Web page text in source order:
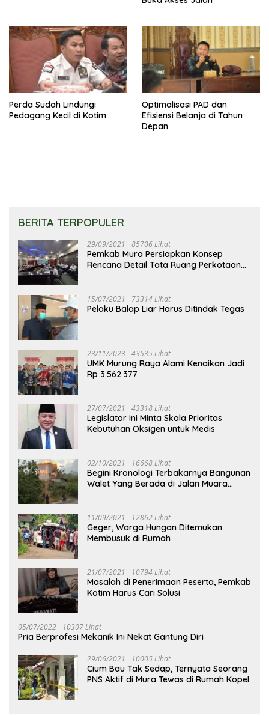
Perda Sudah Lindungi
Pedagang Kecil di Kotim
Optimalisasi PAD dan
Efisiensi Belanja di Tahun
Depan
BERITA TERPOPULER
29/09/2021 85706 Lihat
Pemkab Mura Persiapkan Konsep
Rencana Detail Tata Ruang Perkotaan
15/07/2021 73314 Lihat
Pelaku Balap Liar Harus Ditindak Tegas
23/11/2023 43535 Lihat
UMK Murung Raya Alami Kenaikan Jadi
Rp 3.562.377
27/07/2021 43318 Lihat
Legislator Ini Minta Skala Prioritas
Kebutuhan Oksigen untuk Medis
02/10/2021 16668 Lihat
Begini Kronologi Terbakarnya Bangunan
Walet Yang Berada di Jalan Muara
11/09/2021 12862 Lihat
Geger, Warga Hungan Ditemukan
Membusuk di Rumah
21/07/2021 10794 Lihat
Masalah di Penerimaan Peserta, Pemkab
Kotim Harus Cari Solusi
05/07/2022 10307 Lihat
Pria Berprofesi Mekanik Ini Nekat Gantung Diri
29/06/2021 10005 Lihat
Cium Bau Tak Sedap, Ternyata Seorang
PNS Aktif di Mura Tewas di Rumah Kopel